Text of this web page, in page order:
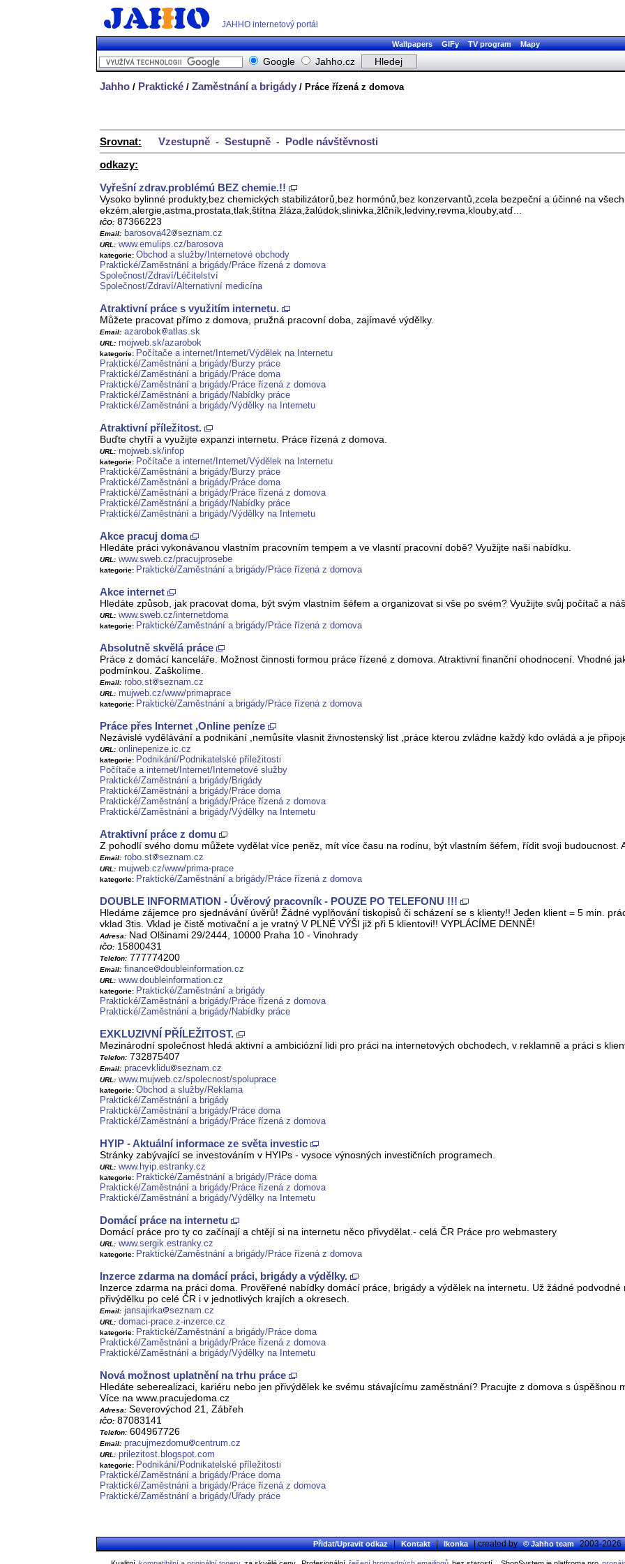
JAHHO internetový portál
Wallpapers GIFy TV program Mapy
Google Jahho.cz
Jahho / Praktické / Zaměstnání a brigády / Práce řízená z domova
Srovnat: Vzestupně - Sestupně - Podle návštěvnosti
odkazy:
Vyřešní zdrav.problémú BEZ chemie.!!
Vysoko bylinné produkty,bez chemických stabilizátorů,bez hormónů,bez konzervantů,zcela bezpeční a účinné na
ekzém,alergie,astma,prostata,tlak,štítna žláza,žalúdok,slinivka,žlčník,ledviny,revma,klouby,atď...
IČO: 87366223
Email: barosova42 seznam.cz
URL: www.emulips.cz/barosova
kategorie: Obchod a služby/Internetové obchody
Praktické/Zaměstnání a brigády/Práce řízená z domova
Společnost/Zdraví/Léčitelství
Společnost/Zdraví/Alternativní medicína
Atraktivní práce s využitím internetu.
Můžete pracovat přímo z domova, pružná pracovní doba, zajímavé výdělky.
Email: azarobok atlas.sk
URL: mojweb.sk/azarobok
kategorie: Počítače a internet/Internet/Výdělek na Internetu
Praktické/Zaměstnání a brigády/Burzy práce
Praktické/Zaměstnání a brigády/Práce doma
Praktické/Zaměstnání a brigády/Práce řízená z domova
Praktické/Zaměstnání a brigády/Nabídky práce
Praktické/Zaměstnání a brigády/Výdělky na Internetu
Atraktivní příležitost.
Buďte chytří a využijte expanzi internetu. Práce řízená z domova.
URL: mojweb.sk/infop
kategorie: Počítače a internet/Internet/Výdělek na Internetu
Praktické/Zaměstnání a brigády/Burzy práce
Praktické/Zaměstnání a brigády/Práce doma
Praktické/Zaměstnání a brigády/Práce řízená z domova
Praktické/Zaměstnání a brigády/Nabídky práce
Praktické/Zaměstnání a brigády/Výdělky na Internetu
Akce pracuj doma
Hledáte práci vykonávanou vlastním pracovním tempem a ve vlasntí pracovní době? Využijte naši nabídku.
URL: www.sweb.cz/pracujprosebe
kategorie: Praktické/Zaměstnání a brigády/Práce řízená z domova
Akce internet
Hledáte způsob, jak pracovat doma, být svým vlastním šéfem a organizovat si vše po svém? Využijte svůj počítač a
URL: www.sweb.cz/internetdoma
kategorie: Praktické/Zaměstnání a brigády/Práce řízená z domova
Absolutně skvělá práce
Práce z domácí kanceláře. Možnost činnosti formou práce řízené z domova. Atraktivní finanční ohodnocení. Vhodné
podmínkou. Zaškolíme.
Email: robo.st seznam.cz
URL: mujweb.cz/www/primaprace
kategorie: Praktické/Zaměstnání a brigády/Práce řízená z domova
Práce přes Internet ,Online peníze
Nezávislé vydělávání a podnikání ,nemůsíte vlasnit živnostenský list ,práce kterou zvládne každý kdo ovládá a je
URL: onlinepenize.ic.cz
kategorie: Podnikání/Podnikatelské příležitosti
Počítače a internet/Internet/Internetové služby
Praktické/Zaměstnání a brigády/Brigády
Praktické/Zaměstnání a brigády/Práce doma
Praktické/Zaměstnání a brigády/Práce řízená z domova
Praktické/Zaměstnání a brigády/Výdělky na Internetu
Atraktivní práce z domu
Z pohodlí svého domu můžete vydělat více peněz, mít více času na rodinu, být vlastním šéfem, řídit svoji budoucnost.
Email: robo.st seznam.cz
URL: mujweb.cz/www/prima-prace
kategorie: Praktické/Zaměstnání a brigády/Práce řízená z domova
DOUBLE INFORMATION - Úvěrový pracovník - POUZE PO TELEFONU !!!
Hledáme zájemce pro sjednávání úvěrů! Žádné vyplňování tiskopisů či scházení se s klienty!! Jeden klient = 5 min.
vklad 3tis. Vklad je čistě motivační a je vratný V PLNÉ VÝŠI již při 5 klientovi!! VYPLÁCÍME DENNĚ!
Adresa: Nad Olšinami 29/2444, 10000 Praha 10 - Vinohrady
IČO: 15800431
Telefon: 777774200
Email: finance doubleinformation.cz
URL: www.doubleinformation.cz
kategorie: Praktické/Zaměstnání a brigády
Praktické/Zaměstnání a brigády/Práce řízená z domova
Praktické/Zaměstnání a brigády/Nabídky práce
EXKLUZIVNÍ PŘÍLEŽITOST.
Mezinárodní společnost hledá aktivní a ambiciózní lidi pro práci na internetových obchodech, v reklamně a práci s
Telefon: 732875407
Email: pracevklidu seznam.cz
URL: www.mujweb.cz/spolecnost/spoluprace
kategorie: Obchod a služby/Reklama
Praktické/Zaměstnání a brigády
Praktické/Zaměstnání a brigády/Práce doma
Praktické/Zaměstnání a brigády/Práce řízená z domova
HYIP - Aktuální informace ze světa investic
Stránky zabývající se investováním v HYIPs - vysoce výnosných investičních programech.
URL: www.hyip.estranky.cz
kategorie: Praktické/Zaměstnání a brigády/Práce doma
Praktické/Zaměstnání a brigády/Práce řízená z domova
Praktické/Zaměstnání a brigády/Výdělky na Internetu
Domácí práce na internetu
Domácí práce pro ty co začínají a chtějí si na internetu něco přivydělat.- celá ČR Práce pro webmastery
URL: www.sergik.estranky.cz
kategorie: Praktické/Zaměstnání a brigády/Práce řízená z domova
Inzerce zdarma na domácí práci, brigády a výdělky.
Inzerce zdarma na práci doma. Prověřené nabídky domácí práce, brigády a výdělek na internetu. Už žádné
přivýdělku po celé ČR i v jednotlivých krajích a okresech.
Email: jansajirka seznam.cz
URL: domaci-prace.z-inzerce.cz
kategorie: Praktické/Zaměstnání a brigády/Práce doma
Praktické/Zaměstnání a brigády/Práce řízená z domova
Praktické/Zaměstnání a brigády/Výdělky na Internetu
Nová možnost uplatnění na trhu práce
Hledáte seberealizaci, kariéru nebo jen přivýdělek ke svému stávajícímu zaměstnání? Pracujte z domova s úspěšnou
Více na www.pracujedoma.cz
Adresa: Severovýchod 21, Zábřeh
IČO: 87083141
Telefon: 604967726
Email: pracujmezdomu centrum.cz
URL: prilezitost.blogspot.com
kategorie: Podnikání/Podnikatelské příležitosti
Praktické/Zaměstnání a brigády/Práce doma
Praktické/Zaměstnání a brigády/Práce řízená z domova
Praktické/Zaměstnání a brigády/Úřady práce
Přidat/Upravit odkaz | Kontakt | Ikonka | created by © Jahho team 2003-2026